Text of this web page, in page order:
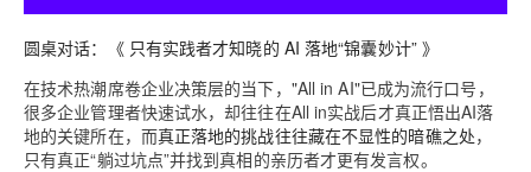
圆桌对话：《 只有实践者才知晓的 AI 落地“锦囊妙计” 》
在技术热潮席卷企业决策层的当下，"All in AI"已成为流行口号，
很多企业管理者快速试水，却往往在All in实战后才真正悟出AI落
地的关键所在，而真正落地的挑战往往藏在不显性的暗礁之处，
只有真正“躺过坑点”并找到真相的亲历者才更有发言权。